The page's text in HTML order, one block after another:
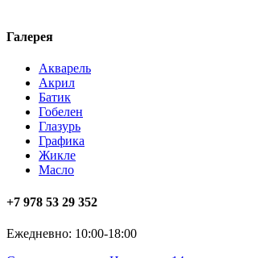
Галерея
Акварель
Акрил
Батик
Гобелен
Глазурь
Графика
Жикле
Масло
+7 978 53 29 352
Ежедневно: 10:00-18:00